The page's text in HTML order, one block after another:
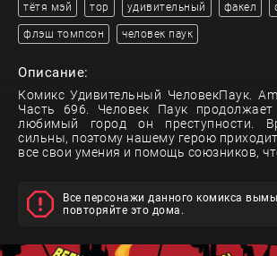
тётя мэй тор удивительный факел
флэш томпсон человек паук
Описание:
Комикс Удивительный ЧеловекПаук.
Часть 696. Человек Паук
любимый город он преступности.
сильны, поэтому нашему герою
все свои умения и помощь союзников,
Все персонажи данного комикса
повторяйте это дома.